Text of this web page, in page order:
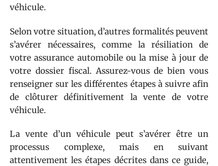
véhicule.
Selon votre situation, d’autres formalités peuvent
s’avérer nécessaires, comme la résiliation de
votre assurance automobile ou la mise à jour de
votre dossier fiscal. Assurez-vous de bien vous
renseigner sur les différentes étapes à suivre afin
de clôturer définitivement la vente de votre
véhicule.
La vente d’un véhicule peut s’avérer être un
processus complexe, mais en suivant
attentivement les étapes décrites dans ce guide,